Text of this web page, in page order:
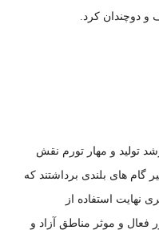
و دوچندان کرد.
تولید و مهار تورم نقش
گام های بلندی برداشتند که
نهایت استفاده از
فعال و موثر مناطق آزاد و